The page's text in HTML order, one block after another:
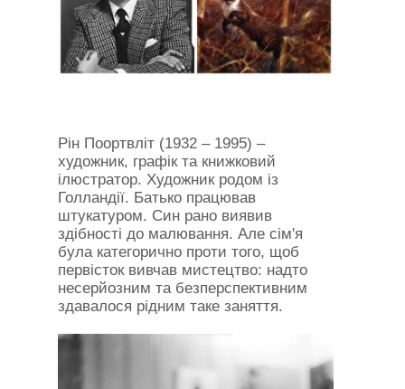
Рін Поортвліт (1932 – 1995) –
художник, графік та книжковий
ілюстратор. Художник родом із
Голландії. Батько працював
штукатуром. Син рано виявив
здібності до малювання. Але сім'я
була категорично проти того, щоб
первісток вивчав мистецтво: надто
несерйозним та безперспективним
здавалося рідним таке заняття.